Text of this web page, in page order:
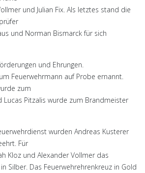
und Julian Fix. Als letztes stand die
und Norman Bismarck für sich
und Ehrungen.
Feuerwehrmann auf Probe ernannt.
zum
Pitzalis wurde zum Brandmeister
wurden Andreas Kusterer
Für
Kloz und Alexander Vollmer das
Silber. Das Feuerwehrehrenkreuz in Gold